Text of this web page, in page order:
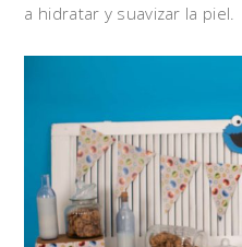
a hidratar y suavizar la piel.